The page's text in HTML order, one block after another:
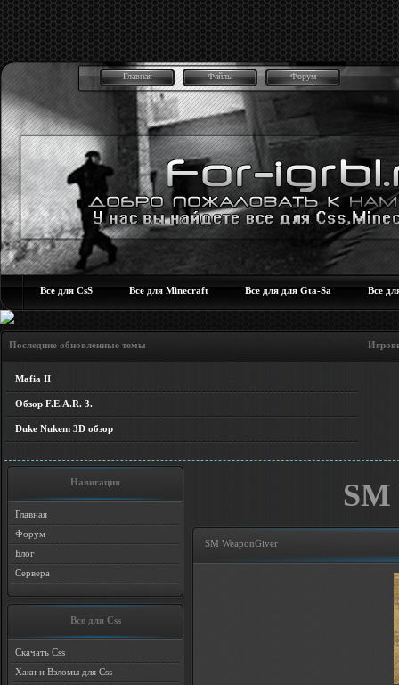
Главная Файлы Форум
Все для CsS Все для Minecraft Все для для Gta-Sa Все
Последние обновленные темы Игровые
Mafia II
Обзор F.E.A.R. 3.
Duke Nukem 3D обзор
Навигация
Главная
Форум
Блог
Сервера
Все для Css
Скачать Css
Хаки и Взломы для Css
SM
SM WeaponGiver